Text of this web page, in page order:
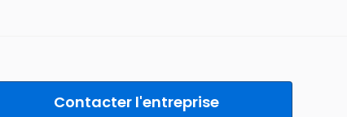
Contacter l'entreprise